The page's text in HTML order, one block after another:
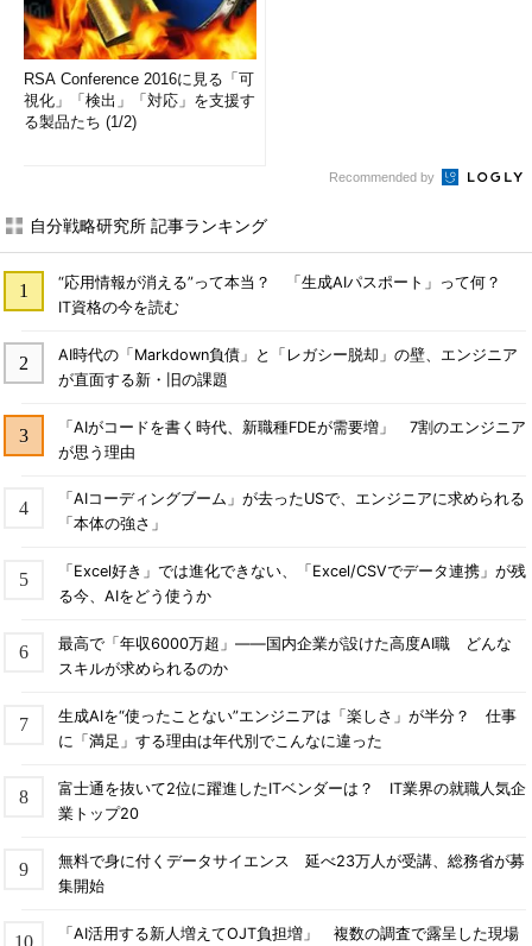
RSA Conference 2016に見る「可
視化」「検出」「対応」を支援す
る製品たち (1/2)
Recommended by
自分戦略研究所 記事ランキング
“応用情報が消える”って本当？ 「生成AIパスポート」って何？
IT資格の今を読む
AI時代の「Markdown負債」と「レガシー脱却」の壁、エンジニア
が直面する新・旧の課題
「AIがコードを書く時代、新職種FDEが需要増」 7割のエンジニア
が思う理由
「AIコーディングブーム」が去ったUSで、エンジニアに求められる
「本体の強さ」
「Excel好き」では進化できない、「Excel/CSVでデータ連携」が残
る今、AIをどう使うか
最高で「年収6000万超」――国内企業が設けた高度AI職 どんな
スキルが求められるのか
生成AIを“使ったことない”エンジニアは「楽しさ」が半分？ 仕事
に「満足」する理由は年代別でこんなに違った
富士通を抜いて2位に躍進したITベンダーは？ IT業界の就職人気企
業トップ20
無料で身に付くデータサイエンス 延べ23万人が受講、総務省が募
集開始
「AI活用する新人増えてOJT負担増」 複数の調査で露呈した現場